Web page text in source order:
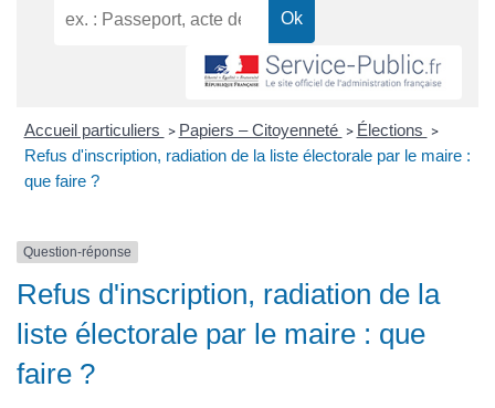
Accueil particuliers > Papiers – Citoyenneté > Élections >
Refus d'inscription, radiation de la liste électorale par le maire :
que faire ?
Question-réponse
Refus d'inscription, radiation de la
liste électorale par le maire : que
faire ?